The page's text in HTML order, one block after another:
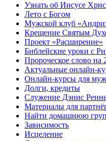
Узнать об Иисусе
Лето с Богом
Мужской клуб
Крещение Святым
Проект «Расширение»
Библейские уроки с
Пророческое слово на
Актуальные онлайн-
Онлайн-курсы для
Долги, кредиты
Служение Дэнис
Материалы для
Найти домашнюю
Зависимость
Исцеление